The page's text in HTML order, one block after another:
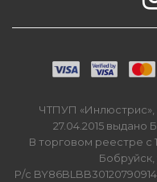
ЧТПУП «Инлюстрис»,
27.04.2015
В торговом реестре с
Бобруйск,
Р/с